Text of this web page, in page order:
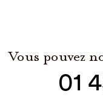
Vous pouvez
01